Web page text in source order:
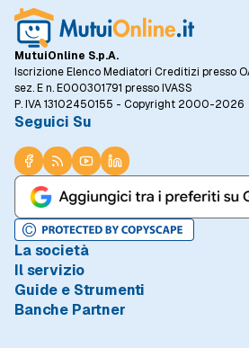
MutuiOnline S.p.A.
Iscrizione Elenco Mediatori Creditizi presso
sez. E n. E000301791 presso IVASS
P. IVA 13102450155 - Copyright 2000-2026
Seguici Su
La società
Chi è MutuiOnline.it
Contatta MutuiOnline.it
Opinioni degli Utenti
Il servizio
Come Funziona
Condizioni di Utilizzo
Guide e Strumenti
Guide Mutui
Banche Partner